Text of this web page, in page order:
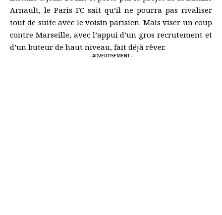
Arnault, le Paris FC sait qu’il ne pourra pas rivaliser
tout de suite avec le voisin parisien. Mais viser un coup
contre Marseille, avec l’appui d’un gros recrutement et
d’un buteur de haut niveau, fait déjà rêver.
- ADVERTISEMENT -